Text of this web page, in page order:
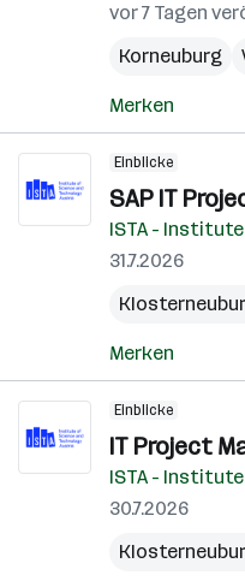
vor 7 Tagen
Korneuburg
Merken
Einblicke
SAP IT
ISTA -
31.7.2026
Merken
Einblicke
IT Project
ISTA -
30.7.2026